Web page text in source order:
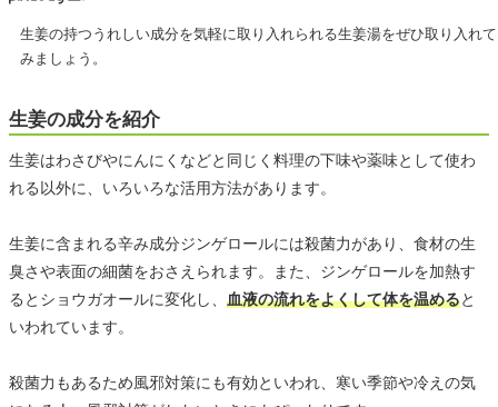
生姜の持つうれしい成分を気軽に取り入れられる生姜湯をぜひ取り入れて
みましょう。
生姜の成分を紹介
生姜はわさびやにんにくなどと同じく料理の下味や薬味として使わ
れる以外に、いろいろな活用方法があります。
生姜に含まれる辛み成分ジンゲロールには殺菌力があり、食材の生
臭さや表面の細菌をおさえられます。また、ジンゲロールを加熱す
るとショウガオールに変化し、 血液の流れをよくして体を温めると
いわれています。
殺菌力もあるため風邪対策にも有効といわれ、寒い季節や冷えの気